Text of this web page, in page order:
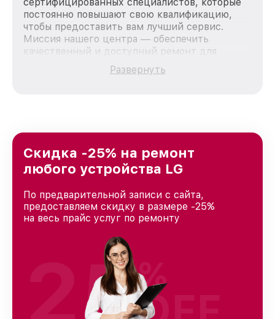
постоянно повышают свою квалификацию,
чтобы предоставить вам лучший сервис.
Миссия нашего центра — обеспечить
качественный и доступный ремонт для
каждого пользователя продукции LG, вне
зависимости от сложности поломки. Мы
и лояльности наших клиентов.
Развернуть
Скидка -25% на ремонт
любого устройства LG
По предварительной записи с сайта,
предоставляем скидку в размере -25%
на весь прайс услуг по ремонту
25%